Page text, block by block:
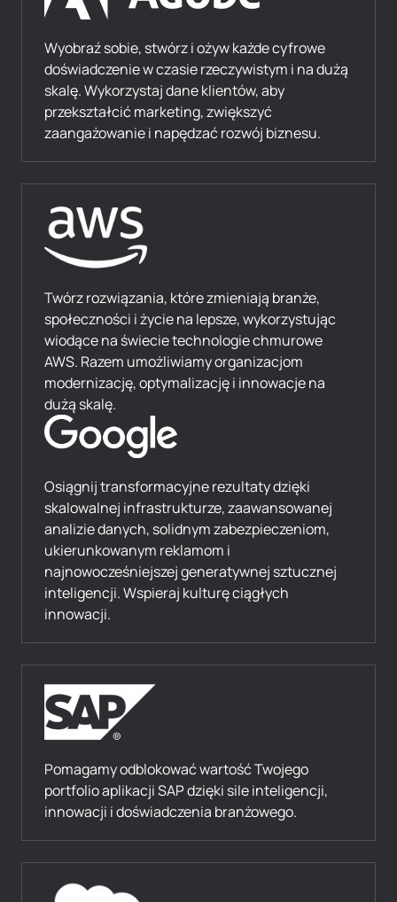
Wyobraź sobie, stwórz i ożyw każde cyfrowe
doświadczenie w czasie rzeczywistym i na dużą
skalę. Wykorzystaj dane klientów, aby
przekształcić marketing, zwiększyć
zaangażowanie i napędzać rozwój biznesu.
Twórz rozwiązania, które zmieniają branże,
społeczności i życie na lepsze, wykorzystując
wiodące na świecie technologie chmurowe
AWS. Razem umożliwiamy organizacjom
modernizację, optymalizację i innowacje na
dużą skalę.
Osiągnij transformacyjne rezultaty dzięki
skalowalnej infrastrukturze, zaawansowanej
analizie danych, solidnym zabezpieczeniom,
ukierunkowanym reklamom i
najnowocześniejszej generatywnej sztucznej
inteligencji. Wspieraj kulturę ciągłych
innowacji.
Pomagamy odblokować wartość Twojego
portfolio aplikacji SAP dzięki sile inteligencji,
innowacji i doświadczenia branżowego.